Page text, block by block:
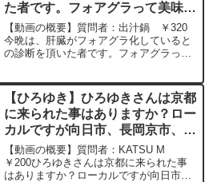
た者です。フォアグラって美味し
いの？ー ひろゆき切り抜き
20240516
【動画の概要】質問者：出汁鍋 ￥320
今晩は、肝臓がフォアグラ化していると
の診断を頂いた者です。フォアグラって
ながら 2024/05/16 J20 ひろ...
【ひろゆき】ひろゆきさんは京都
に来られた事はありますか？ロー
カルですが向日市、長岡京市、大
山崎町はご存知ですか？ー ひろ
ゆき切り抜き 20230317
【動画の概要】質問者：KATSU M
￥200ひろゆきさんは京都に来られた事
はありますか？ローカルですが向日市、